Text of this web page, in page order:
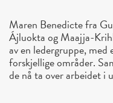
Maren Benedicte fra
Ájluokta og Maajja-
av en ledergruppe,
forskjellige områder.
de nå ta over arbeidet i